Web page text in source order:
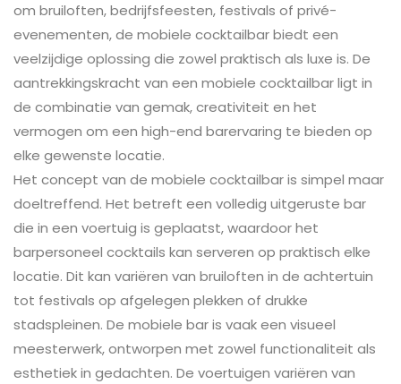
om bruiloften, bedrijfsfeesten, festivals of privé-
evenementen, de mobiele cocktailbar biedt een
veelzijdige oplossing die zowel praktisch als luxe is. De
aantrekkingskracht van een mobiele cocktailbar ligt in
de combinatie van gemak, creativiteit en het
vermogen om een high-end barervaring te bieden op
elke gewenste locatie.
Het concept van de mobiele cocktailbar is simpel maar
doeltreffend. Het betreft een volledig uitgeruste bar
die in een voertuig is geplaatst, waardoor het
barpersoneel cocktails kan serveren op praktisch elke
locatie. Dit kan variëren van bruiloften in de achtertuin
tot festivals op afgelegen plekken of drukke
stadspleinen. De mobiele bar is vaak een visueel
meesterwerk, ontworpen met zowel functionaliteit als
esthetiek in gedachten. De voertuigen variëren van